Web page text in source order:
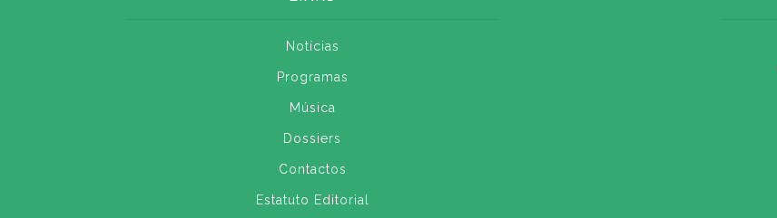
Notícias
Programas
Música
Dossiers
Contactos
Estatuto Editorial